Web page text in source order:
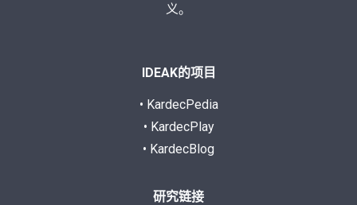
义。
IDEAK的项目
• KardecPedia
• KardecPlay
• KardecBlog
研究链接